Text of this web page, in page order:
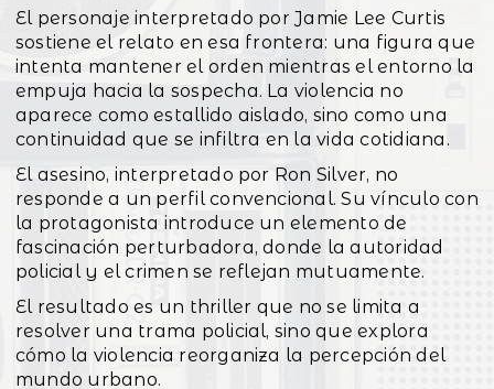
El personaje interpretado por Jamie Lee Curtis
sostiene el relato en esa frontera: una figura que
intenta mantener el orden mientras el entorno la
empuja hacia la sospecha. La violencia no
aparece como estallido aislado, sino como una
continuidad que se infiltra en la vida cotidiana.
El asesino, interpretado por Ron Silver, no
responde a un perfil convencional. Su vínculo con
la protagonista introduce un elemento de
fascinación perturbadora, donde la autoridad
policial y el crimen se reflejan mutuamente.
El resultado es un thriller que no se limita a
resolver una trama policial, sino que explora
cómo la violencia reorganiza la percepción del
mundo urbano.